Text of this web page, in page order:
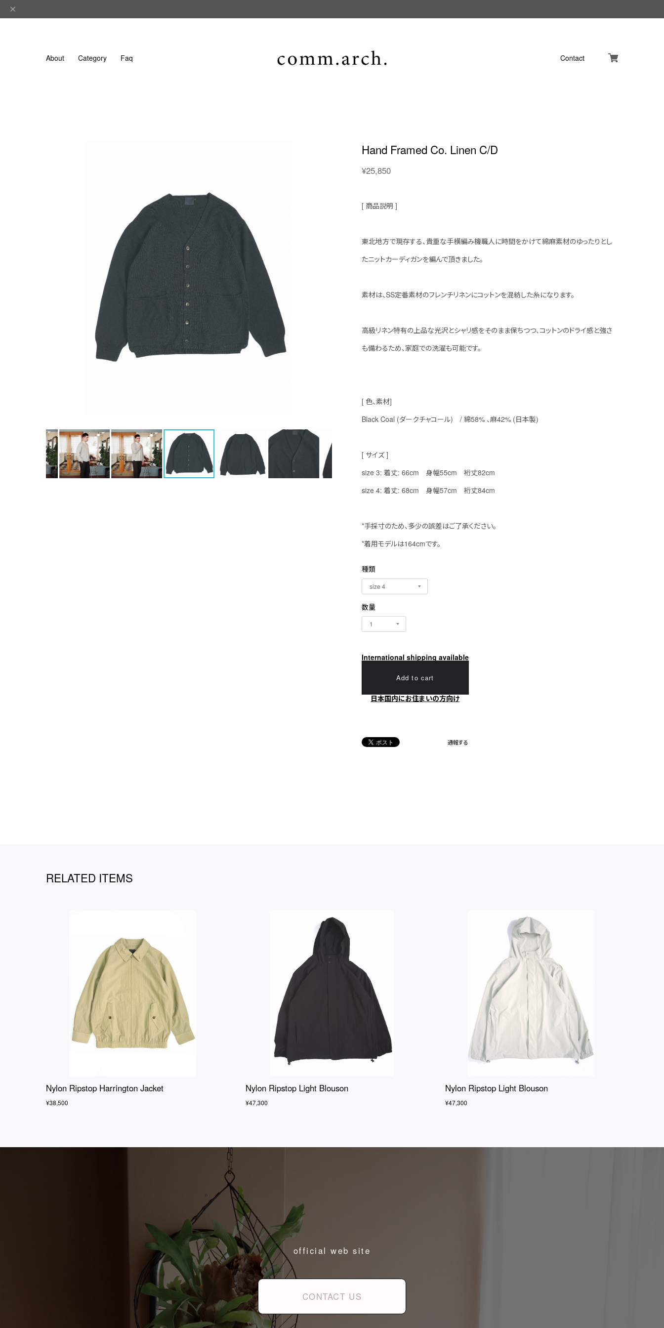
About Category Faq Contact
Hand Framed Co. Linen C/D
¥25,850
[ 商品説明 ]
東北地方で現存する、貴重な手横編み機職人に時間をかけて綿麻素材のゆったりとし
たニットカーディガンを編んで頂きました。
素材は、SS定番素材のフレンチリネンにコットンを混紡した糸になります。
高級リネン特有の上品な光沢とシャリ感をそのまま保ちつつ、コットンのドライ感と強さ
も備わるため、家庭での洗濯も可能です。
[ 色、素材]
Black Coal (ダークチャコール) / 綿58% 、麻42% (日本製)
[ サイズ ]
size 3: 着丈: 66cm 身幅55cm 裄丈82cm
size 4: 着丈: 68cm 身幅57cm 裄丈84cm
*手採寸のため、多少の誤差はご了承ください。
*着用モデルは164cmです。
種類
数量
International shipping available
Add to cart
日本国内にお住まいの方向け
通報する
RELATED ITEMS
Nylon Ripstop Harrington Jacket
¥38,500
Nylon Ripstop Light Blouson
¥47,300
Nylon Ripstop Light Blouson
¥47,300
official web site
CONTACT US